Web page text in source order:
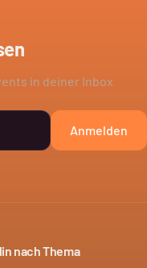
in deiner Inbox
Anmelden
nach Thema